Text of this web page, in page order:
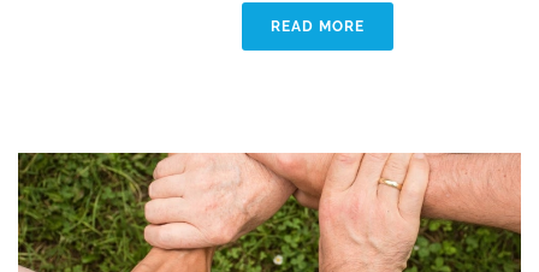
READ MORE